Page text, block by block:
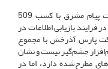
نرم‌افزار کتابخانه‌ای ثنا از شرکت پیام مشرق با کسب 509
فرایند بازیابی اطلاعات در
پارس آذرخش با مجموع
نرم‌افزار چشم‌گیر نیست و نشان
مطرح‌شده دارد، اما در